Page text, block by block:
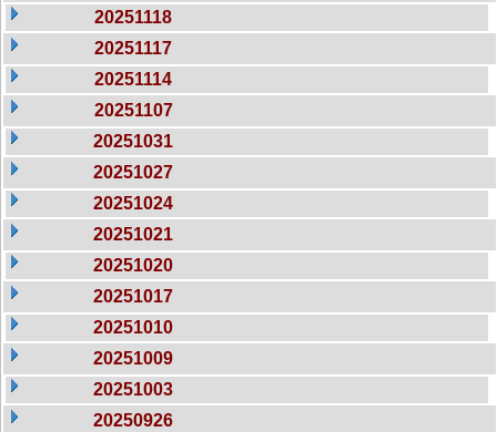
20251118
20251117
20251114
20251107
20251031
20251027
20251024
20251021
20251020
20251017
20251010
20251009
20251003
20250926